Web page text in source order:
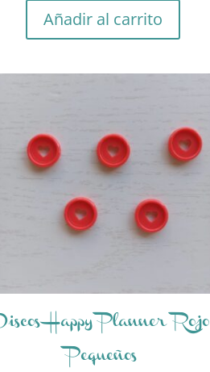
Añadir al carrito
Discos Happy Planner Rojo
Pequeños